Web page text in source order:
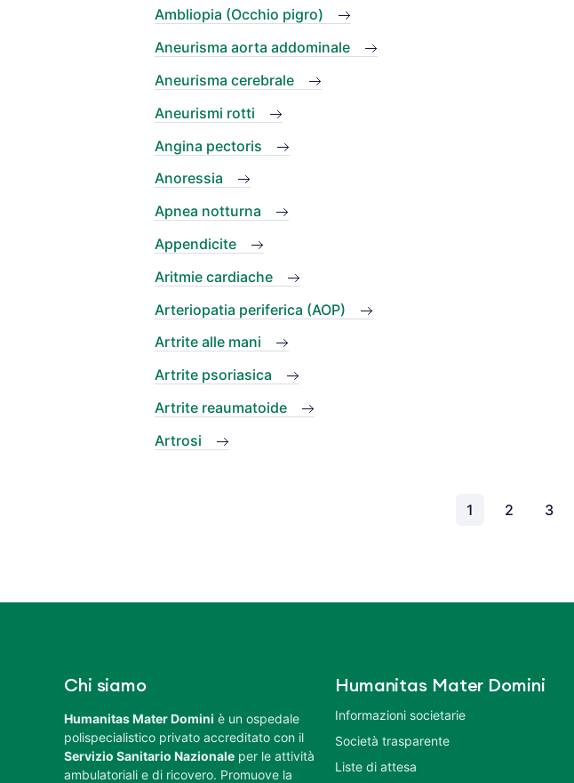
Ambliopia (Occhio pigro)
Aneurisma aorta addominale
Aneurisma cerebrale
Aneurismi rotti
Angina pectoris
Anoressia
Apnea notturna
Appendicite
Aritmie cardiache
Arteriopatia periferica (AOP)
Artrite alle mani
Artrite psoriasica
Artrite reaumatoide
Artrosi
1 2 3
Chi siamo
Humanitas Mater Domini è un ospedale
polispecialistico privato accreditato con il
Servizio Sanitario Nazionale per le attività
ambulatoriali e di ricovero. Promuove la
Humanitas Mater Domini
Informazioni societarie
Società trasparente
Liste di attesa